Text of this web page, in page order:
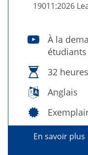
19011:2026
À la
étudiants
32
Anglais
En savoir plus